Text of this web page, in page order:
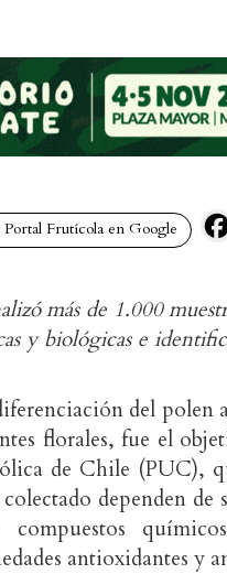
Frutícola en Google
más de 1.000
y biológicas e
del polen
florales, fue el
de Chile (PUC),
dependen
antioxidantes y